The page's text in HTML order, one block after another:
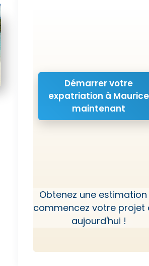
Démarrer votre
expatriation à Maurice
maintenant
Obtenez une
commencez votre projet
aujourd'hui !